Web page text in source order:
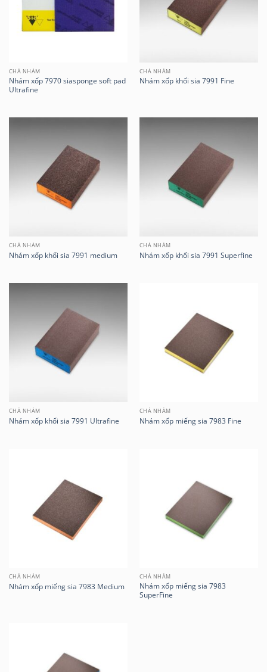
CHÀ NHÁM
Nhám xốp 7970 siasponge soft pad
Ultrafine
CHÀ NHÁM
Nhám xốp khối sia 7991 Fine
CHÀ NHÁM
Nhám xốp khối sia 7991 medium
CHÀ NHÁM
Nhám xốp khối sia 7991 Superfine
CHÀ NHÁM
Nhám xốp khối sia 7991 Ultrafine
CHÀ NHÁM
Nhám xốp miếng sia 7983 Fine
CHÀ NHÁM
Nhám xốp miếng sia 7983 Medium
CHÀ NHÁM
Nhám xốp miếng sia 7983
SuperFine